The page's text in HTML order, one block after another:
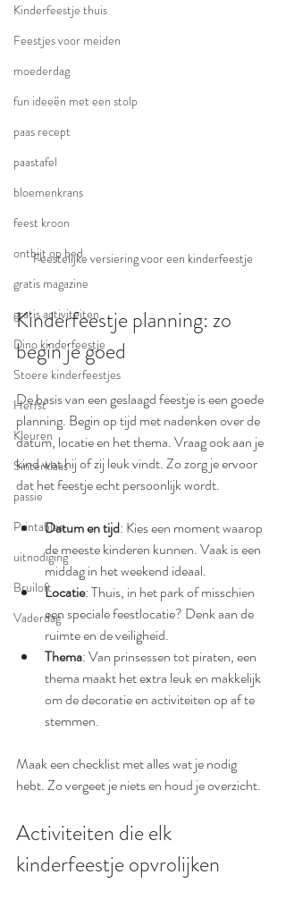
Kinderfeestje thuis
Feestjes voor meiden
moederdag
fun ideeën met een stolp
paas recept
paastafel
bloemenkrans
feest kroon
ontbijt op bed
gratis magazine
gratis activiteiten
Dino kinderfeestje
Stoere kinderfeestjes
Herfst
Kleuren
Sinterklaas
passie
Printables
uitnodiging
Bruiloft
Vaderdag
Feestelijke versiering voor een kinderfeestje
Kinderfeestje planning: zo
begin je goed
De basis van een geslaagd feestje is een goede
planning. Begin op tijd met nadenken over de
datum, locatie en het thema. Vraag ook aan je
kind wat hij of zij leuk vindt. Zo zorg je ervoor
dat het feestje echt persoonlijk wordt.
Datum en tijd: Kies een moment waarop
de meeste kinderen kunnen. Vaak is een
middag in het weekend ideaal.
Locatie: Thuis, in het park of misschien
een speciale feestlocatie? Denk aan de
ruimte en de veiligheid.
Thema: Van prinsessen tot piraten, een
thema maakt het extra leuk en makkelijk
om de decoratie en activiteiten op af te
stemmen.
Maak een checklist met alles wat je nodig
hebt. Zo vergeet je niets en houd je overzicht.
Activiteiten die elk
kinderfeestje opvrolijken